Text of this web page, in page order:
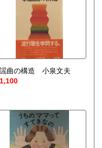
曲の構造 小泉文夫